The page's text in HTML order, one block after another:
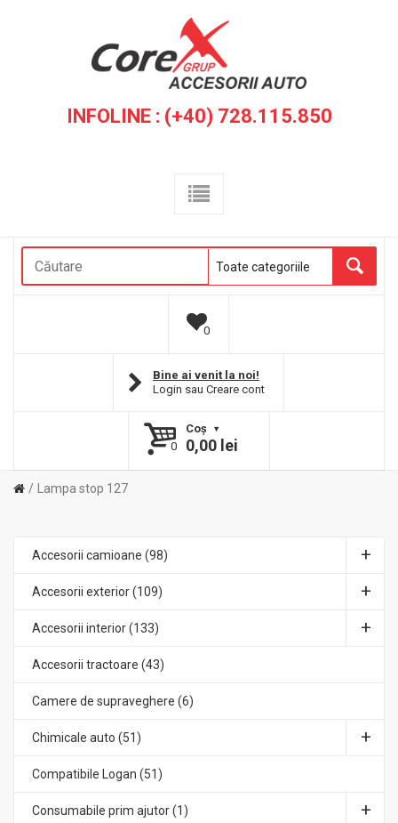
INFOLINE : (+40) 728.115.850
0
Bine ai venit la noi!
Login sau Creare cont
Coş
0
0,00 lei
Lampa stop 127
Accesorii camioane (98)
Accesorii exterior (109)
Accesorii interior (133)
Accesorii tractoare (43)
Camere de supraveghere (6)
Chimicale auto (51)
Compatibile Logan (51)
Consumabile prim ajutor (1)